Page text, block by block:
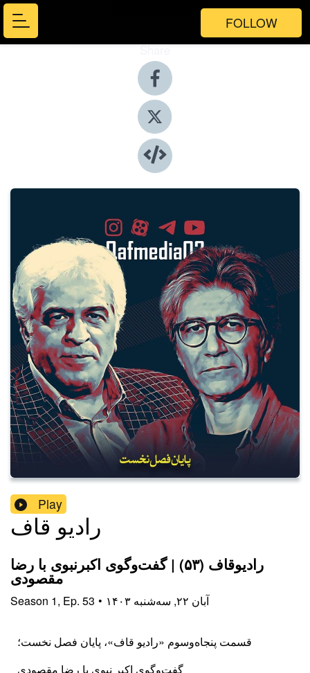
FOLLOW
Share
Play
رادیو قاف
رادیوقاف (۵۳) | گفت‌وگوی اکبرنبوی با رضا
مقصودی
Season 1, Ep. 53 • ۱۴۰۳ آبان ۲۲, سه‌شنبه
قسمت پنجاه‌وسوم «رادیو قاف»، پایان فصل نخست؛
گفت‌وگوی اکبر نبوی با رضا مقصودی